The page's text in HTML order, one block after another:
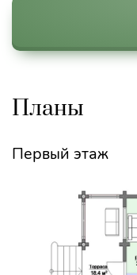
Планы
Первый этаж